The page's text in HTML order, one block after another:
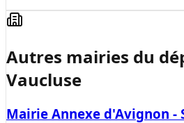
Autres mairies du
Vaucluse
Mairie Annexe d'Avignon -